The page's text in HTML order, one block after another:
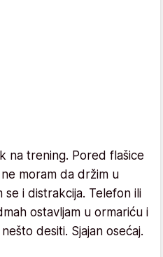
na trening. Pored flašice
moram da držim u
se i distrakcija. Telefon ili
ostavljam u ormariću i
desiti. Sjajan osećaj.